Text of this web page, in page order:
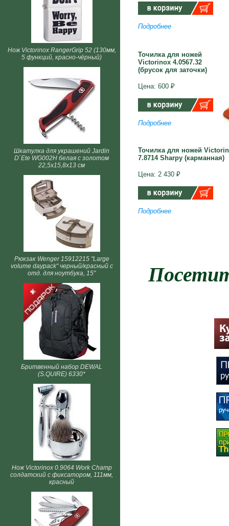
Нож Victorinox RangerGrip 52 (130мм,
5 функций, красно-чёрный)
Шкатулка для украшений Jardin
D`Ete WG002H белая с золотом
22,5х15,8х13 см
Рюкзак Wenger 15912215 "Large
volume daypack" черный/красный с
отд. для ноутбука, 15"
Бритвенный набор DEWAL
(S.QUIRE) 6330*
Нож Victorinox 0.9064 Work Champ
солдатский с фиксатором, 111мм,
красный
Подробнее
Точилка для ножей
Victorinox 4.0567.32
(брусок для заточки)
Цена: 600 ₽
Подробнее
Точилка для ножей
7.8714 Sharpy (карманная)
Цена: 2 430 ₽
Подробнее